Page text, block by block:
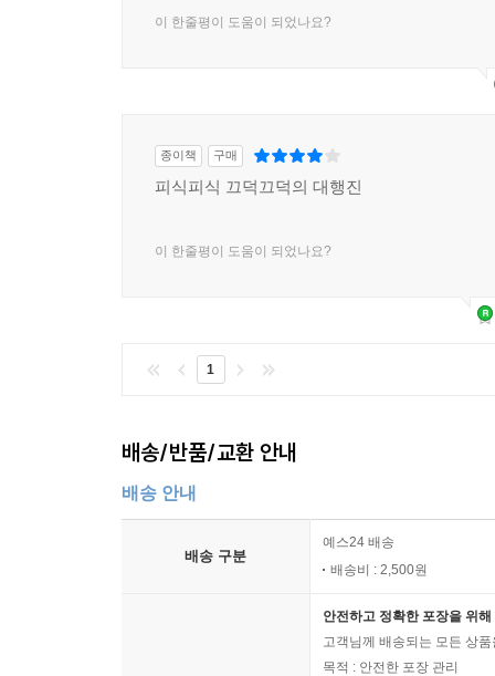
이 한줄평이 도움이 되었나요?
종이책 구매
피식피식 끄덕끄덕의 대행진
이 한줄평이 도움이 되었나요?
1
배송/반품/교환 안내
배송 안내
배송 구분
예스24 배송
배송비 : 2,500원
안전하고 정확한 포장을 위
고객님께 배송되는 모든 상
목적 : 안전한 포장 관리